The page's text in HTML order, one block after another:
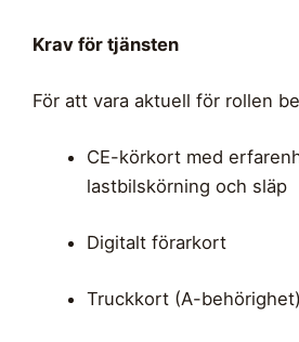
Krav för tjänsten
För att vara aktuell för rollen
CE-körkort med
lastbilskörning och släp
Digitalt förarkort
Truckkort (A-behörighet)